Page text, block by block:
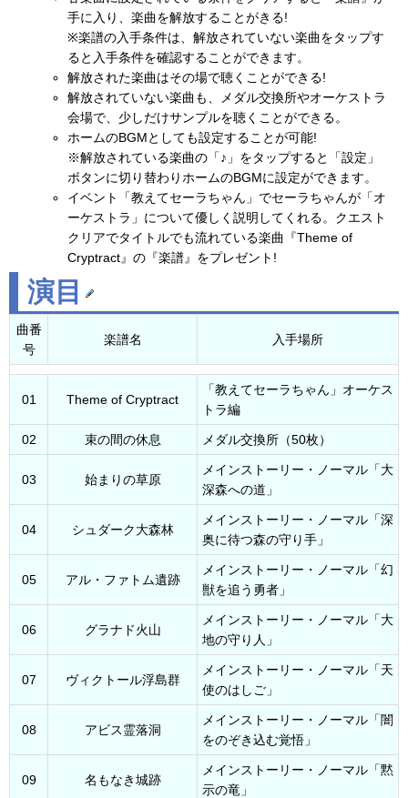
手に入り、楽曲を解放することがきる!
※楽譜の入手条件は、解放されていない楽曲をタップす
ると入手条件を確認することができます。
解放された楽曲はその場で聴くことができる!
解放されていない楽曲も、メダル交換所やオーケストラ
会場で、少しだけサンプルを聴くことができる。
ホームのBGMとしても設定することが可能!
※解放されている楽曲の「♪」をタップすると「設定」
ボタンに切り替わりホームのBGMに設定ができます。
イベント「教えてセーラちゃん」でセーラちゃんが「オ
ーケストラ」について優しく説明してくれる。クエスト
クリアでタイトルでも流れている楽曲『Theme of
Cryptract』の『楽譜』をプレゼント!
演目
曲番
号
楽譜名 入手場所
01 Theme of Cryptract
「教えてセーラちゃん」オーケス
トラ編
02 束の間の休息 メダル交換所（50枚）
03 始まりの草原
メインストーリー・ノーマル「大
深森への道」
04 シュダーク大森林
メインストーリー・ノーマル「深
奥に待つ森の守り手」
05 アル・ファトム遺跡
メインストーリー・ノーマル「幻
獣を追う勇者」
06 グラナド火山
メインストーリー・ノーマル「大
地の守り人」
07 ヴィクトール浮島群
メインストーリー・ノーマル「天
使のはしご」
08 アビス霊落洞
メインストーリー・ノーマル「闇
をのぞき込む覚悟」
09 名もなき城跡
メインストーリー・ノーマル「黙
示の竜」